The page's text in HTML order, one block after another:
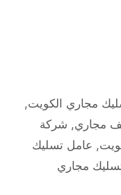
مجاري الكويت,
مجاري, شركة
, عامل تسليك
تسليك مجاري